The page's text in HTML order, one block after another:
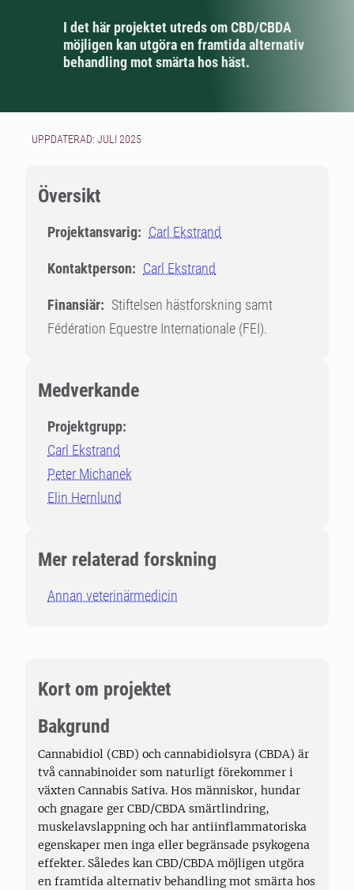
I det här projektet utreds om CBD/CBDA
möjligen kan utgöra en framtida alternativ
behandling mot smärta hos häst.
UPPDATERAD: JULI 2025
Översikt
Projektansvarig: Carl Ekstrand
Kontaktperson: Carl Ekstrand
Finansiär: Stiftelsen hästforskning samt
Fédération Equestre Internationale (FEI).
Medverkande
Projektgrupp:
Carl Ekstrand
Peter Michanek
Elin Hernlund
Mer relaterad forskning
Annan veterinärmedicin
Kort om projektet
Bakgrund
Cannabidiol (CBD) och cannabidiolsyra (CBDA) är
två cannabinoider som naturligt förekommer i
växten Cannabis Sativa. Hos människor, hundar
och gnagare ger CBD/CBDA smärtlindring,
muskelavslappning och har antiinflammatoriska
egenskaper men inga eller begränsade psykogena
effekter. Således kan CBD/CBDA möjligen utgöra
en framtida alternativ behandling mot smärta hos